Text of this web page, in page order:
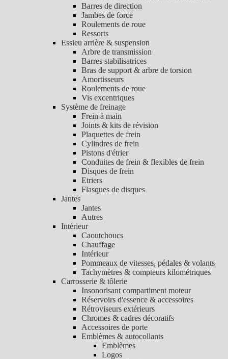
Barres de direction
Jambes de force
Roulements de roue
Ressorts
Essieu arrière & suspension
Arbre de transmission
Barres stabilisatrices
Bras de support & arbre de torsion
Amortisseurs
Roulements de roue
Vis excentriques
Système de freinage
Frein à main
Joints & kits de révision
Plaquettes de frein
Cylindres de frein
Pistons d'étrier
Conduites de frein & flexibles de frein
Disques de frein
Etriers
Flasques de disques
Jantes
Jantes
Autres
Intérieur
Caoutchoucs
Chauffage
Intérieur
Pommeaux de vitesses, pédales & volants
Tachymètres & compteurs kilométriques
Carrosserie & tôlerie
Insonorisant compartiment moteur
Réservoirs d'essence & accessoires
Rétroviseurs extérieurs
Chromes & cadres décoratifs
Accessoires de porte
Emblèmes & autocollants
Emblèmes
Logos